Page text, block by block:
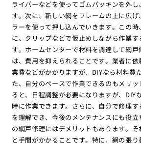
ライバーなどを使ってゴムパッキンを外
す。次に、新しい網をフレームの上に広
ラーを使って押し込んでいきます。この
に、クリップなどで仮止めしながら作業
す。ホームセンターで材料を調達して網
は、費用を抑えられることです。業者に
業費などがかかりますが、DIYなら材料費
た、自分のペースで作業できるのもメリ
ると、日程調整が必要になりますが、DIY
時に作業できます。さらに、自分で修理
を理解でき、今後のメンテナンスにも役
の網戸修理にはデメリットもあります。
と手間がかかることです。特に、網の張